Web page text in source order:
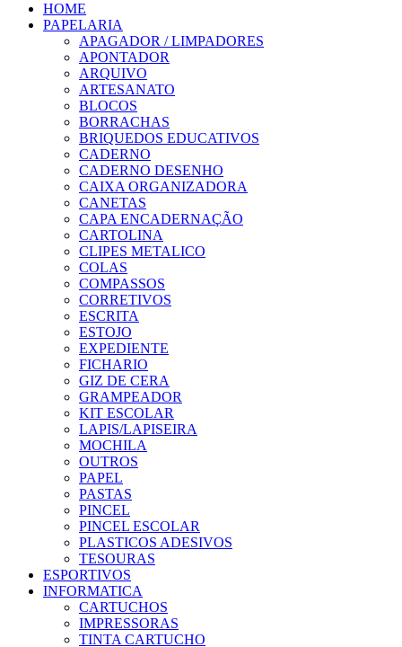
HOME
PAPELARIA
APAGADOR / LIMPADORES
APONTADOR
ARQUIVO
ARTESANATO
BLOCOS
BORRACHAS
BRIQUEDOS EDUCATIVOS
CADERNO
CADERNO DESENHO
CAIXA ORGANIZADORA
CANETAS
CAPA ENCADERNAÇÃO
CARTOLINA
CLIPES METALICO
COLAS
COMPASSOS
CORRETIVOS
ESCRITA
ESTOJO
EXPEDIENTE
FICHARIO
GIZ DE CERA
GRAMPEADOR
KIT ESCOLAR
LAPIS/LAPISEIRA
MOCHILA
OUTROS
PAPEL
PASTAS
PINCEL
PINCEL ESCOLAR
PLASTICOS ADESIVOS
TESOURAS
ESPORTIVOS
INFORMATICA
CARTUCHOS
IMPRESSORAS
TINTA CARTUCHO